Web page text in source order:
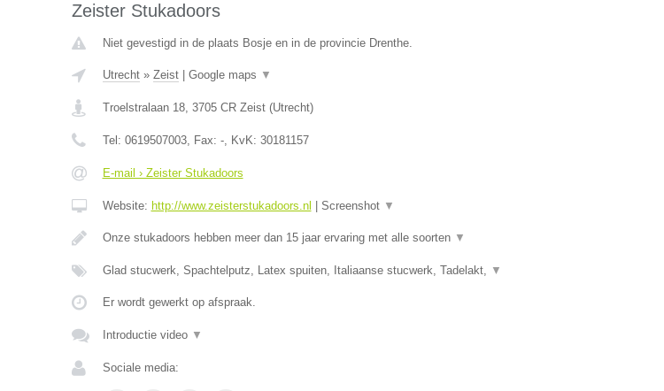
Zeister Stukadoors
Niet gevestigd in de plaats Bosje en in de provincie Drenthe.
Utrecht» Zeist| Google maps ▼
Troelstralaan 18, 3705 CR Zeist(Utrecht)
Tel: 0619507003, Fax: -, KvK: 30181157
E-mail › Zeister Stukadoors
Website: http://www.zeisterstukadoors.nl Screenshot ▼
Onze stukadoors hebben meer dan 15 jaar ervaring met alle soorten ▼
Glad stucwerk, Spachtelputz, Latex spuiten, Italiaanse stucwerk, Tadelakt, ▼
Er wordt gewerkt op afspraak.
Introductie video ▼
Sociale media: